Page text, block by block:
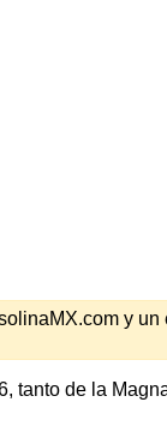
y un
tanto de la